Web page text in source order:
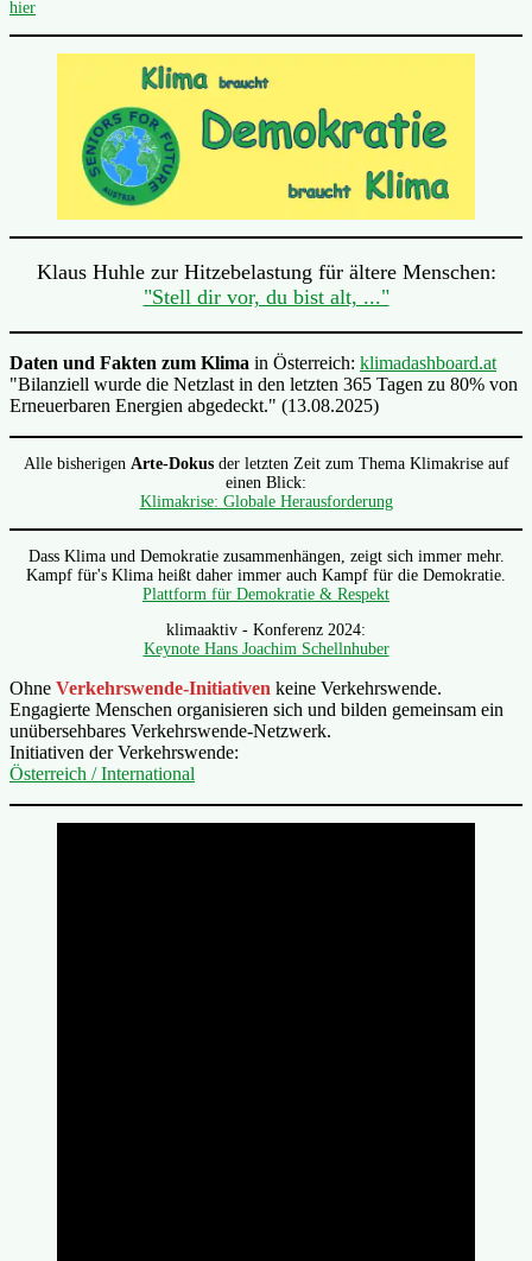
hier
Klaus Huhle zur Hitzebelastung für ältere Menschen:
"Stell dir vor, du bist alt, ..."
Daten und Fakten zum Klima in Österreich: klimadashboard.at
"Bilanziell wurde die Netzlast in den letzten 365 Tagen zu 80% von
Erneuerbaren Energien abgedeckt." (13.08.2025)
Alle bisherigen Arte-Dokusder letzten Zeit zum Thema Klimakrise auf
einen Blick:
Klimakrise: Globale Herausforderung
Dass Klima und Demokratie zusammenhängen, zeigt sich immer mehr.
Kampf für's Klima heißt daher immer auch Kampf für die Demokratie.
Plattform für Demokratie & Respekt
klimaaktiv - Konferenz 2024:
Keynote Hans Joachim Schellnhuber
Ohne Verkehrswende-Initiativen keine Verkehrswende.
Engagierte Menschen organisieren sich und bilden gemeinsam ein
unübersehbares Verkehrswende-Netzwerk.
Initiativen der Verkehrswende:
Österreich / International